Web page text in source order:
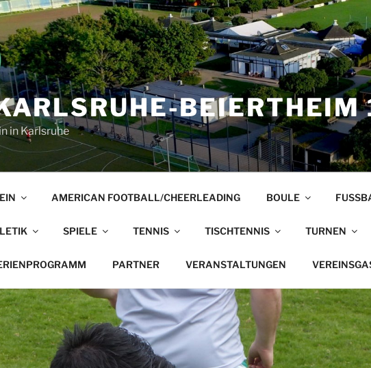
in Karlsruhe
AMERICAN FOOTBALL/CHEERLEADING BOULE
SPIELE TENNIS TISCHTENNIS TURNEN
PARTNER VERANSTALTUNGEN